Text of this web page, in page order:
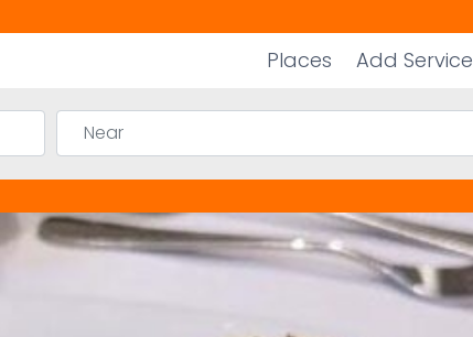
Places Add Service
Near